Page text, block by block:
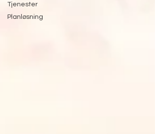
Tjenester
Planløsning